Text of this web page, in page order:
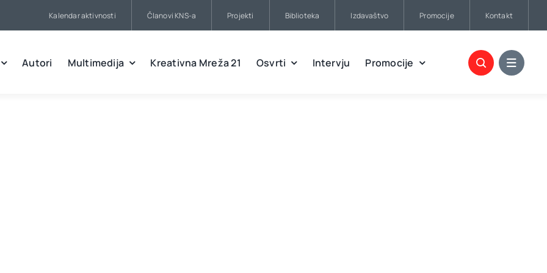
Kalendar aktivnosti Članovi KNS-a Projekti Biblioteka Izdavaštvo Promocije Kontakt
Autori Multimedija Kreativna Mreža 21 Osvrti Intervju Promocije